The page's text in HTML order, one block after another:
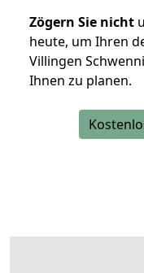
Zögern Sie nicht
heute, um Ihren
Villingen
Ihnen zu planen.